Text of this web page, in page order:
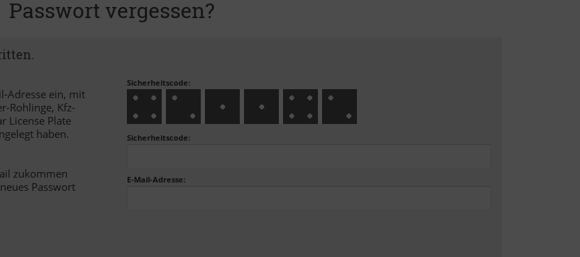
Passwort vergessen?
Adresse ein, mit
Rohlinge, Kfz-
License Plate
haben.
zukommen
Passwort
Sicherheitscode:
Sicherheitscode:
E-Mail-Adresse: